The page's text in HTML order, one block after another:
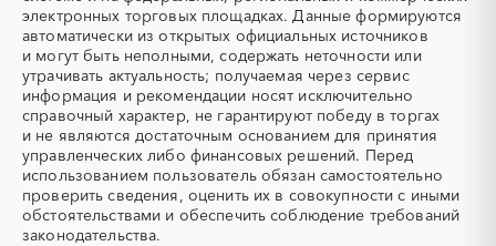
Аварийные работы
Авиаперевозка
Авиационные работы
Авиационные работы
вертолетами
Автобус
Автовозы
Автогрейдер
Автозапчасти
Автоматизация
Автомобили
Автомобильные весы
Авторский надзор
Автотранспорт
Автоцистерны пожарные
Адсорбенты
Липецкая область
Магаданская область
Марий Эл
Мордовия
Московская область
Мурманская область
Ненецкий AО
Нижегородская область
Новгородская область
Новосибирская область
Омская область
Оренбургская область
Орловская область
Пензенская область
Пермский край
Приморский край
электронных торговых площадках. Данные формируются
автоматически из открытых официальных источников
и могут быть неполными, содержать неточности или
утрачивать актуальность; получаемая через сервис
информация и рекомендации носят исключительно
справочный характер, не гарантируют победу в торгах
и не являются достаточным основанием для принятия
управленческих либо финансовых решений. Перед
использованием пользователь обязан самостоятельно
проверить сведения, оценить их в совокупности с иными
обстоятельствами и обеспечить соблюдение требований
законодательства.